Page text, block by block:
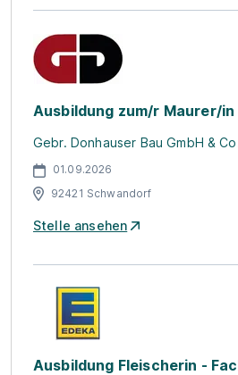
Ausbildung zum/r Maurer/in
Gebr. Donhauser Bau GmbH &
01.09.2026
92421 Schwandorf
Stelle ansehen
Ausbildung Fleischerin -